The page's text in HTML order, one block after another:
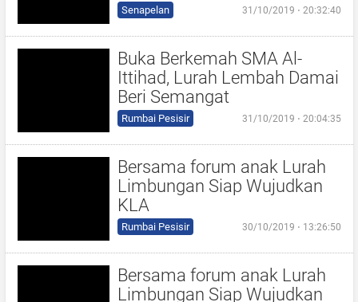
Senapelan 31/10/2019 ⋅ 20:32:40
Buka Berkemah SMA Al-
Ittihad, Lurah Lembah Damai
Beri Semangat
Rumbai Pesisir 31/10/2019 ⋅ 20:04:35
Bersama forum anak Lurah
Limbungan Siap Wujudkan
KLA
Rumbai Pesisir 30/10/2019 ⋅ 13:26:50
Bersama forum anak Lurah
Limbungan Siap Wujudkan